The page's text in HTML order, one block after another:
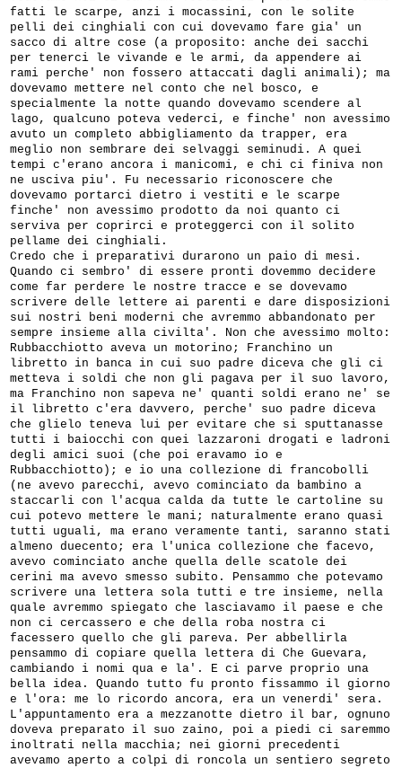
fatti le scarpe, anzi i mocassini, con le solite
pelli dei cinghiali con cui dovevamo fare gia' un
sacco di altre cose (a proposito: anche dei sacchi
per tenerci le vivande e le armi, da appendere ai
rami perche' non fossero attaccati dagli animali); ma
dovevamo mettere nel conto che nel bosco, e
specialmente la notte quando dovevamo scendere al
lago, qualcuno poteva vederci, e finche' non avessimo
avuto un completo abbigliamento da trapper, era
meglio non sembrare dei selvaggi seminudi. A quei
tempi c'erano ancora i manicomi, e chi ci finiva non
ne usciva piu'. Fu necessario riconoscere che
dovevamo portarci dietro i vestiti e le scarpe
finche' non avessimo prodotto da noi quanto ci
serviva per coprirci e proteggerci con il solito
pellame dei cinghiali.
Credo che i preparativi durarono un paio di mesi.
Quando ci sembro' di essere pronti dovemmo decidere
come far perdere le nostre tracce e se dovevamo
scrivere delle lettere ai parenti e dare disposizioni
sui nostri beni moderni che avremmo abbandonato per
sempre insieme alla civilta'. Non che avessimo molto:
Rubbacchiotto aveva un motorino; Franchino un
libretto in banca in cui suo padre diceva che gli ci
metteva i soldi che non gli pagava per il suo lavoro,
ma Franchino non sapeva ne' quanti soldi erano ne' se
il libretto c'era davvero, perche' suo padre diceva
che glielo teneva lui per evitare che si sputtanasse
tutti i baiocchi con quei lazzaroni drogati e ladroni
degli amici suoi (che poi eravamo io e
Rubbacchiotto); e io una collezione di francobolli
(ne avevo parecchi, avevo cominciato da bambino a
staccarli con l'acqua calda da tutte le cartoline su
cui potevo mettere le mani; naturalmente erano quasi
tutti uguali, ma erano veramente tanti, saranno stati
almeno duecento; era l'unica collezione che facevo,
avevo cominciato anche quella delle scatole dei
cerini ma avevo smesso subito. Pensammo che potevamo
scrivere una lettera sola tutti e tre insieme, nella
quale avremmo spiegato che lasciavamo il paese e che
non ci cercassero e che della roba nostra ci
facessero quello che gli pareva. Per abbellirla
pensammo di copiare quella lettera di Che Guevara,
cambiando i nomi qua e la'. E ci parve proprio una
bella idea. Quando tutto fu pronto fissammo il giorno
e l'ora: me lo ricordo ancora, era un venerdi' sera.
L'appuntamento era a mezzanotte dietro il bar, ognuno
doveva preparato il suo zaino, poi a piedi ci saremmo
inoltrati nella macchia; nei giorni precedenti
avevamo aperto a colpi di roncola un sentiero segreto